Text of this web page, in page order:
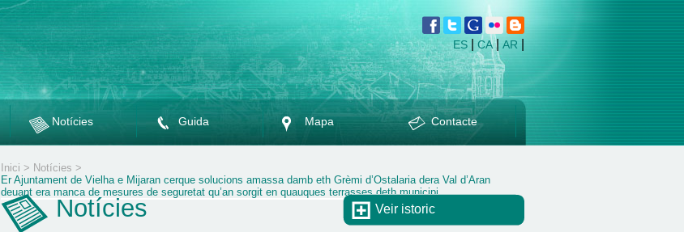
ES CA | AR
Notícies Guida Mapa Contacte
Inici > Notícies >
Er Ajuntament de Vielha e Mijaran cerque solucions amassa damb eth Grèmi d’Ostalaria dera Val d’Aran
deuant era manca de mesures de seguretat qu’an sorgit en quauques terrasses deth municipi
Notícies Veir istoric